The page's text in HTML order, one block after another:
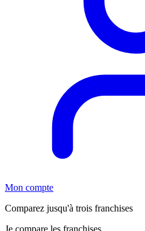
Mon compte
Comparez jusqu'à trois franchises